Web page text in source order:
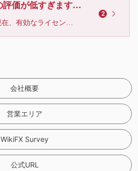
注意：WikiFXでの評価が低すぎます、利用しないでください
このブローカーには現在、有効なライセンスが確認されていません。リスクにご注意下さい！
2
会社概要
営業エリア
WikiFX Survey
公式URL